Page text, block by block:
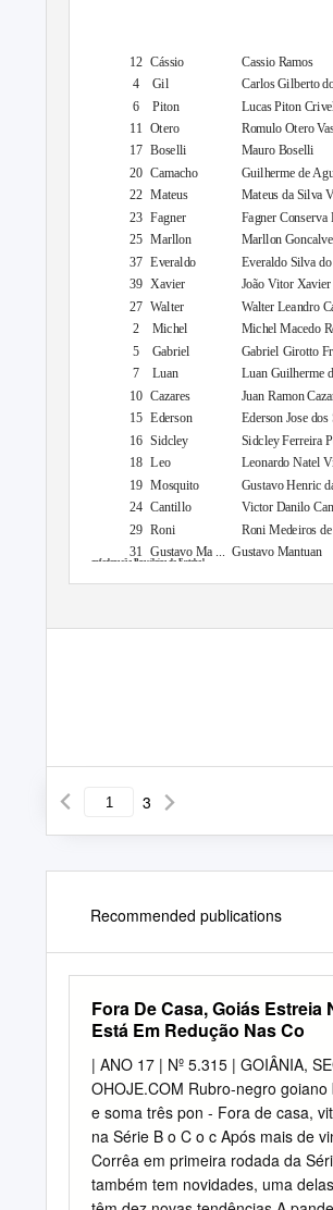
12 Cássio Cassio Ramos
4
6
Gil
Carlos Gilberto do
Lucas Piton
Romulo Otero
Mauro Boselli
Piton
11 Otero
17 Boselli
20 Camacho
22 Mateus
23 Fagner
25 Marllon
37 Everaldo
39 Xavier
27 Walter
Guilherme de
Mateus da Silva
Fagner Conserva
Marllon
Everaldo Silva do
João Vitor Xavier
Walter Leandro
2
5
7
Michel
Gabriel
Luan
Michel Macedo
Gabriel Girotto
Luan Guilherme
Juan Ramon
Ederson Jose dos
Sidcley Ferreira
Leonardo Natel
10 Cazares
15 Ederson
16 Sidcley
18 Leo
19 Mosquito
24 Cantillo
29 Roni
Gustavo Henric
Victor Danilo
Roni Medeiros
31 Gustavo Ma ... Gustavo Mantuan
Confederação Brasileira de Futebol
3
Recommended publications
Fora De Casa, Goiás
Está Em Redução Nas Co
| ANO 17 | Nº 5.315 | GOIÂNIA,
OHOJE.COM Rubro-negro
e soma três pon - Fora de casa,
na Série B o C o c Após mais de
Corrêa em primeira rodada da
também tem novidades, uma